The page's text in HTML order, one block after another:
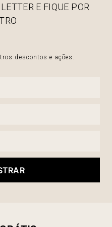
E FIQUE POR
descontos e ações.